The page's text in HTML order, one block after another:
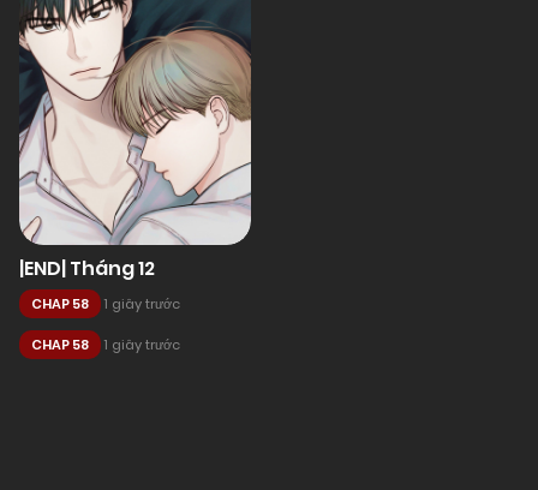
|END| Tháng 12
CHAP 58 1 giây trước
CHAP 58 1 giây trước